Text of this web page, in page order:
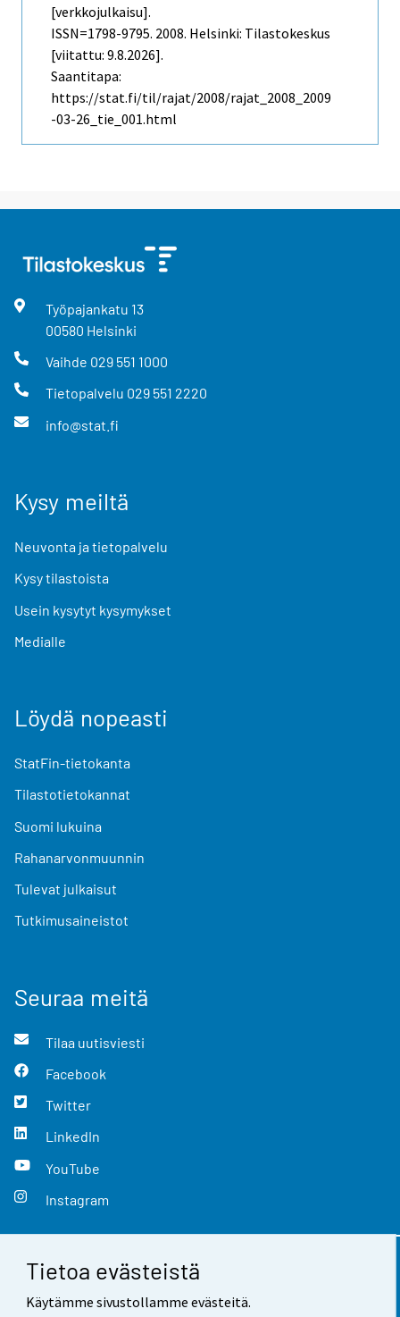
Tietoa evästeistä
Käytämme sivustollamme evästeitä.
[verkkojulkaisu].
ISSN=1798-9795. 2008. Helsinki: Tilastokeskus
[viitattu: 9.8.2026].
Saantitapa:
https://stat.fi/til/rajat/2008/rajat_2008_2009
-03-26_tie_001.html
Työpajankatu 13
00580 Helsinki
Vaihde 029 551 1000
Tietopalvelu 029 551 2220
info@stat.fi
Kysy meiltä
Neuvonta ja tietopalvelu
Kysy tilastoista
Usein kysytyt kysymykset
Medialle
Löydä nopeasti
StatFin-tietokanta
Tilastotietokannat
Suomi lukuina
Rahanarvonmuunnin
Tulevat julkaisut
Tutkimusaineistot
Seuraa meitä
Tilaa uutisviesti
Facebook
Twitter
LinkedIn
YouTube
Instagram
Yhteystiedot
Palaute